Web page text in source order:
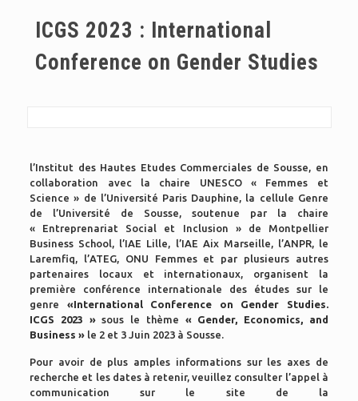
ICGS 2023 : International
Conference on Gender Studies
l’Institut des Hautes Etudes Commerciales de Sousse, en
collaboration avec la chaire UNESCO « Femmes et
Science » de l’Université Paris Dauphine, la cellule Genre
de l’Université de Sousse, soutenue par
la chaire
« Entreprenariat Social et Inclusion » de Montpellier
Business School, l’IAE Lille, l’IAE Aix Marseille, l’ANPR, le
Laremfiq, l’ATEG, ONU Femmes et par plusieurs autres
partenaires locaux et internationaux, organisent la
première conférence internationale des études sur le
genre «International Conference on Gender Studies.
ICGS 2023 »sous le thème « Gender, Economics, and
Business » le 2 et 3 Juin 2023 à Sousse.
Pour avoir de plus amples informations sur les axes de
recherche et les dates à retenir, veuillez consulter l’appel à
communication sur le site de la